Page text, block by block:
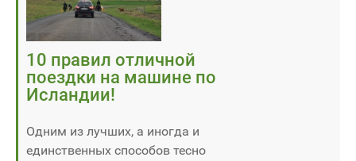
10 правил отличной
поездки на машине по
Исландии!
Одним из лучших, а иногда и
единственных способов тесно